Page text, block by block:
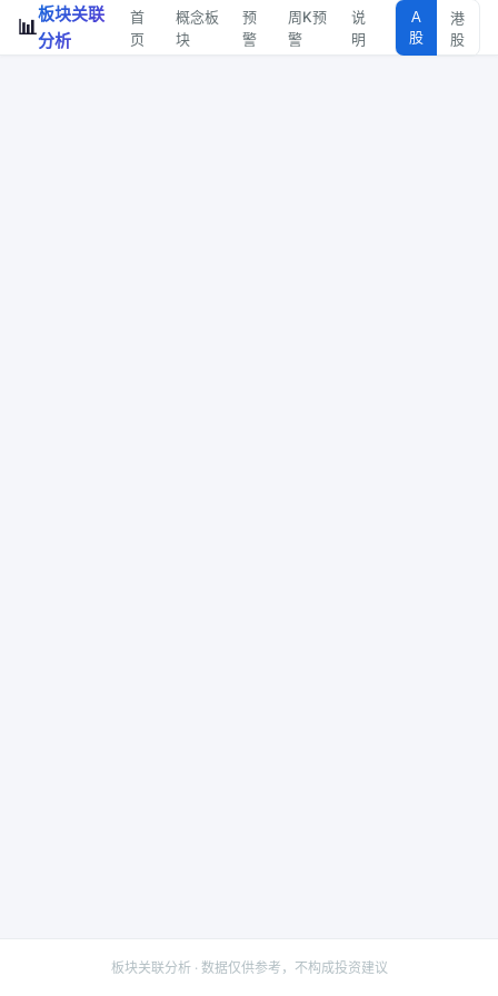
📊
板块关联
分析
首
页
概念板
块
预
警
周K预
警
说
明
A
股
港
股
板块关联分析 · 数据仅供参考，不构成投资建议